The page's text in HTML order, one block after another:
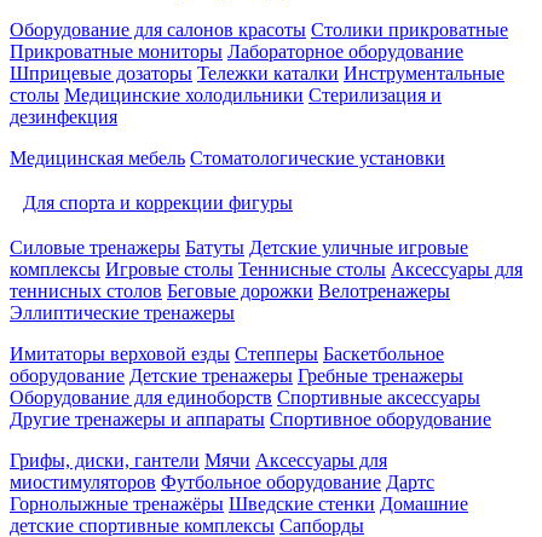
Оборудование для салонов красоты Столики прикроватные
Прикроватные мониторы Лабораторное оборудование
Шприцевые дозаторы Тележки каталки Инструментальные
столы Медицинские холодильники Стерилизация и
дезинфекция
Медицинская мебель Стоматологические установки
Для спорта и коррекции фигуры
Силовые тренажеры Батуты Детские уличные игровые
комплексы Игровые столы Теннисные столы Аксессуары для
теннисных столов Беговые дорожки Велотренажеры
Эллиптические тренажеры
Имитаторы верховой езды Степперы Баскетбольное
оборудование Детские тренажеры Гребные тренажеры
Оборудование для единоборств Спортивные аксессуары
Другие тренажеры и аппараты Спортивное оборудование
Грифы, диски, гантели Мячи Аксессуары для
миостимуляторов Футбольное оборудование Дартс
Горнолыжные тренажёры Шведские стенки Домашние
детские спортивные комплексы Сапборды